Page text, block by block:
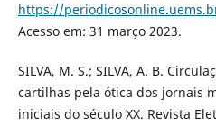
https://
Acesso em: 31 março 2023.
SILVA, M. S.; SILVA, A. B.
cartilhas pela ótica dos jornais
iniciais do século XX. Revista